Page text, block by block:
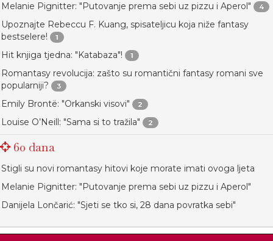
Melanie Pignitter: "Putovanje prema sebi uz pizzu i Aperol" 4
Upoznajte Rebeccu F. Kuang, spisateljicu koja niže fantasy
bestselere!
1
Hit knjiga tjedna: "Katabaza"! 1
Romantasy revolucija: zašto su romantični fantasy romani sve
popularniji?
3
Emily Brontë: "Orkanski visovi" 2
Louise O’Neill: "Sama si to tražila" 2
60 dana
Stigli su novi romantasy hitovi koje morate imati ovoga ljeta
Melanie Pignitter: "Putovanje prema sebi uz pizzu i Aperol"
Danijela Lončarić: "Sjeti se tko si, 28 dana povratka sebi"